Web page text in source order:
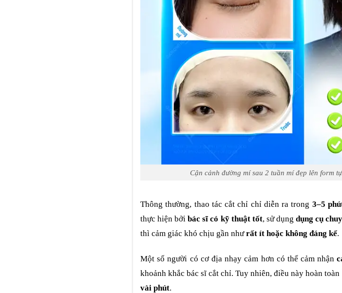
Cận cảnh đường mí sau 2 tuần mí đẹp lên form
Thông thường, thao tác cắt chỉ chỉ diễn ra trong 3–5
thực hiện bởibác sĩ có kỹ thuật tốt, sử dụng dụng cụ
thì cảm giác khó chịu gần nhưrất ít hoặc không đáng kể.
Một số người có cơ địa nhạy cảm hơn có thể cảm nhận
khoảnh khắc bác sĩ cắt chỉ. Tuy nhiên, điều này hoàn
vài phút.